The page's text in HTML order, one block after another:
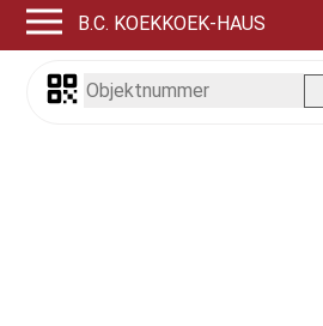
B.C. KOEKKOEK-HAUS